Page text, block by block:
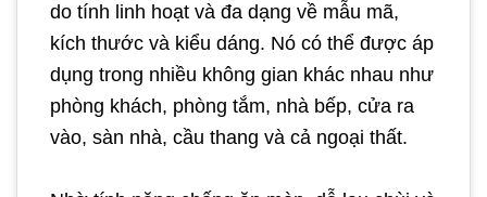
do tính linh hoạt và đa dạng về mẫu mã,
kích thước và kiểu dáng. Nó có thể được áp
dụng trong nhiều không gian khác nhau như
phòng khách, phòng tắm, nhà bếp, cửa ra
vào, sàn nhà, cầu thang và cả ngoại thất.